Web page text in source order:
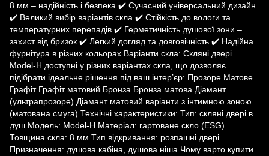
8 мм – надійність і безпека ✔️ Сучасний універсальний дизайн
✔️ Великий вибір варіантів скла ✔️ Стійкість до вологи та
температурних перепадів ✔️ Герметичність душової зони –
захист від бризок ✔️ Легкий догляд та довговічність ✔️ Надійна
фурнітура в різних кольорах Варіанти скла: Скляні двері
Model-H доступні у різних варіантах скла, що дозволяє
підібрати ідеальне рішення під ваш інтер’єр: Прозоре Матове
Графіт Графіт матовий Бронза Бронза матова Діамант
(ультрапрозоре) Діамант матовий варіанти з інтимною зоною
(матована смуга) Технічні характеристики: Тип: скляні двері в
душ Модель: Model-H Матеріал: гартоване скло (ESG)
Товщина скла: 8 мм Тип відкривання: розпашні двері
Призначення: душова кабіна, душова ніша Чому варто купити